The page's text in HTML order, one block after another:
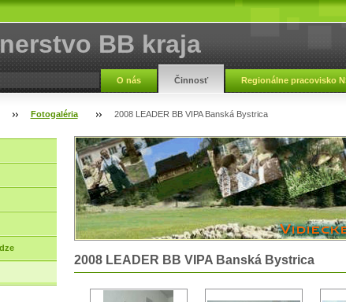
BB kraja
O nás Činnosť Regionálne pracovisko
Fotogaléria 2008 LEADER BB VIPA Banská Bystrica
2008 LEADER BB VIPA Banská Bystrica